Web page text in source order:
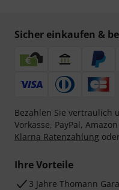
Sicher einkaufen &
Bezahlen Sie vertraulich
Vorkasse, PayPal, Amazon
Klarna Ratenzahlung
Ihre Vorteile
3 Jahre Thomann